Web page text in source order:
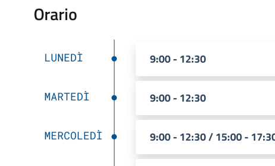
Orario
LUNEDÌ 9:00 - 12:30
MARTEDÌ 9:00 - 12:30
MERCOLEDÌ 9:00 - 12:30 / 15:00 -